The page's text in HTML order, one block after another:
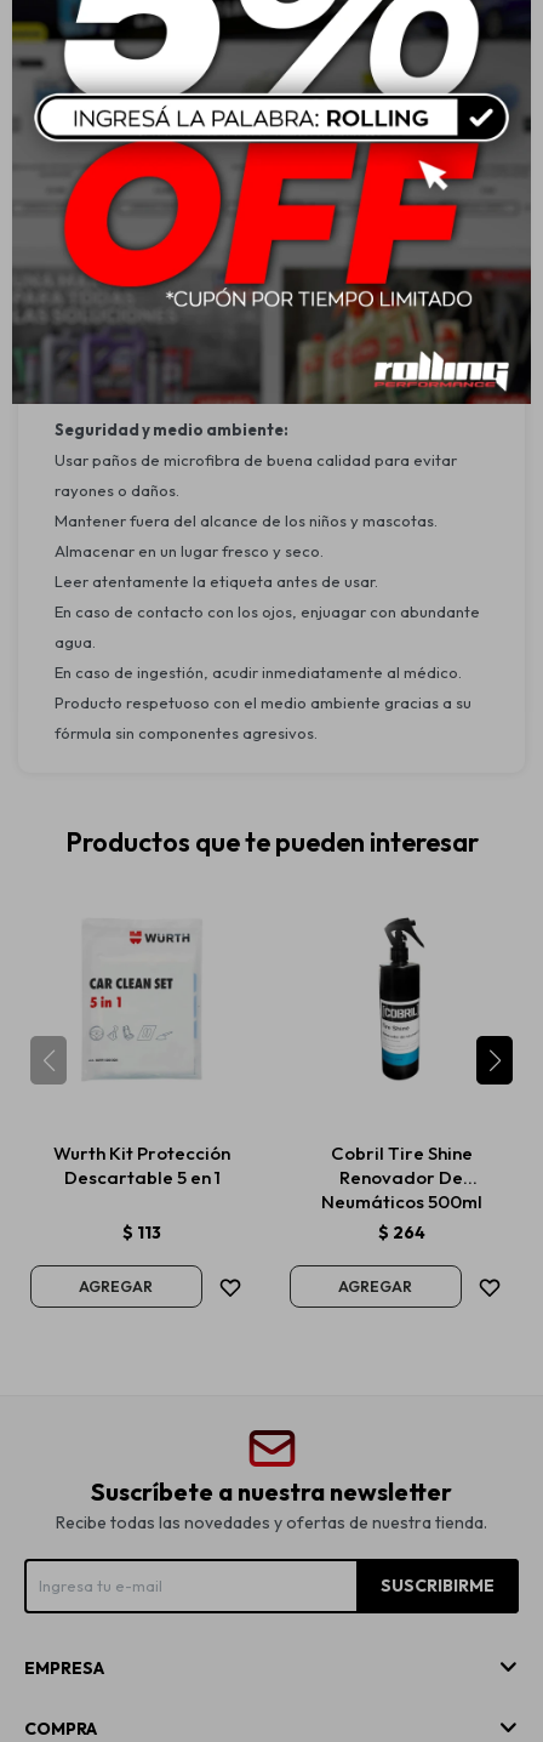
Aplicación:
Especialmente formulado para el interior de vehículos:
Asientos de cuero
Paneles de puertas
Consolas
Volantes
Modo de uso:
Aplicar el producto directamente sobre la superficie o
sobre un paño de microfibra limpio.
Esparcir de manera uniforme con movimientos suaves
hasta cubrir completamente la zona a tratar.
En caso necesario, pasar un segundo paño seco para
retirar excesos.
Seguridad y medio ambiente:
Usar paños de microfibra de buena calidad para evitar
rayones o daños.
Mantener fuera del alcance de los niños y mascotas.
Almacenar en un lugar fresco y seco.
Leer atentamente la etiqueta antes de usar.
En caso de contacto con los ojos, enjuagar con abundante
agua.
En caso de ingestión, acudir inmediatamente al médico.
Producto respetuoso con el medio ambiente gracias a su
fórmula sin componentes agresivos.
Productos que te pueden interesar
Wurth Kit Protección
Descartable 5 en 1
$ 113
Cobril Tire Shine
Renovador De
Neumáticos 500ml
$ 264
Suscríbete a nuestra newsletter
Recibe todas las novedades y ofertas de nuestra tienda.
SUSCRIBIRME
EMPRESA
COMPRA